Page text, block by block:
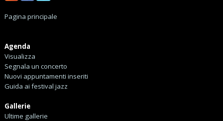
Pagina principale
Agenda
Visualizza
Segnala un concerto
Nuovi appuntamenti inseriti
Guida ai festival jazz
Gallerie
Ultime gallerie